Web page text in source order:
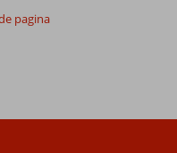
pagina